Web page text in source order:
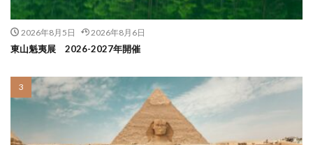
2026年8月5日 2026年8月6日
東山魁夷展 2026-2027年開催